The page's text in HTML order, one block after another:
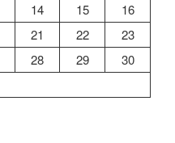
14 15
16
21 22
23
28 29
30